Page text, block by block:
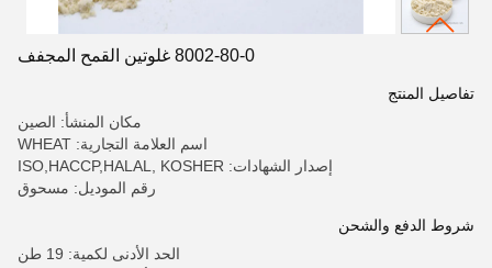
8002-80-0 غلوتين القمح المجفف
تفاصيل المنتج
مكان المنشأ: الصين
اسم العلامة التجارية: WHEAT
إصدار الشهادات: ISO,HACCP,HALAL, KOSHER
رقم الموديل: مسحوق
شروط الدفع والشحن
الحد الأدنى لكمية: 19 طن